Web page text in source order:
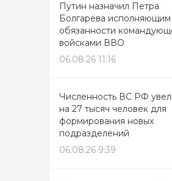
Путин назначил Петра
Болгарева исполняющим
обязанности
войсками ВВО
06.08.26 11:16
Численность ВС РФ
на 27 тысяч человек для
формирования новых
подразделений
06.08.26 9:39